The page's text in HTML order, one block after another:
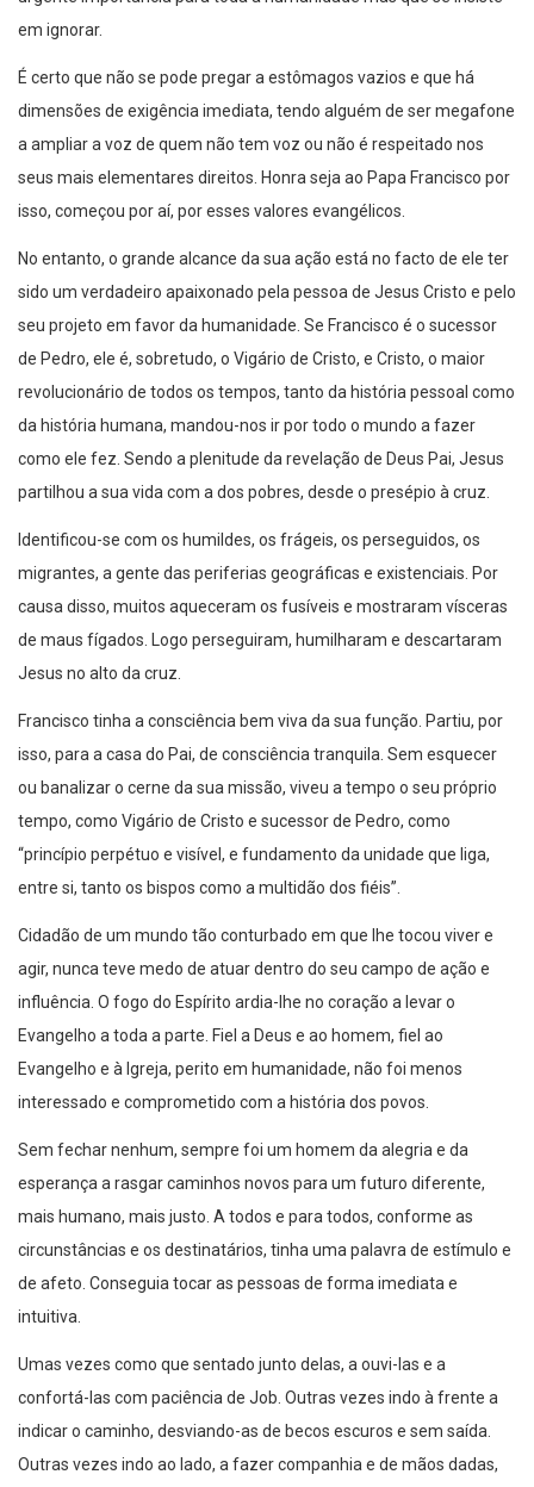
em ignorar.
É certo que não se pode pregar a estômagos vazios e que há
dimensões de exigência imediata, tendo alguém de ser megafone
a ampliar a voz de quem não tem voz ou não é respeitado nos
seus mais elementares direitos. Honra seja ao Papa Francisco por
isso, começou por aí, por esses valores evangélicos.
No entanto, o grande alcance da sua ação está no facto de ele ter
sido um verdadeiro apaixonado pela pessoa de Jesus Cristo e pelo
seu projeto em favor da humanidade. Se Francisco é o sucessor
de Pedro, ele é, sobretudo, o Vigário de Cristo, e Cristo, o maior
revolucionário de todos os tempos, tanto da história pessoal como
da história humana, mandou-nos ir por todo o mundo a fazer
como ele fez. Sendo a plenitude da revelação de Deus Pai, Jesus
partilhou a sua vida com a dos pobres, desde o presépio à cruz.
Identificou-se com os humildes, os frágeis, os perseguidos, os
migrantes, a gente das periferias geográficas e existenciais. Por
causa disso, muitos aqueceram os fusíveis e mostraram vísceras
de maus fígados. Logo perseguiram, humilharam e descartaram
Jesus no alto da cruz.
Francisco tinha a consciência bem viva da sua função. Partiu, por
isso, para a casa do Pai, de consciência tranquila. Sem esquecer
ou banalizar o cerne da sua missão, viveu a tempo o seu próprio
tempo, como Vigário de Cristo e sucessor de Pedro, como
“princípio perpétuo e visível, e fundamento da unidade que liga,
entre si, tanto os bispos como a multidão dos fiéis”.
Cidadão de um mundo tão conturbado em que lhe tocou viver e
agir, nunca teve medo de atuar dentro do seu campo de ação e
influência. O fogo do Espírito ardia-lhe no coração a levar o
Evangelho a toda a parte. Fiel a Deus e ao homem, fiel ao
Evangelho e à Igreja, perito em humanidade, não foi menos
interessado e comprometido com a história dos povos.
Sem fechar nenhum, sempre foi um homem da alegria e da
esperança a rasgar caminhos novos para um futuro diferente,
mais humano, mais justo. A todos e para todos, conforme as
circunstâncias e os destinatários, tinha uma palavra de estímulo e
de afeto. Conseguia tocar as pessoas de forma imediata e
intuitiva.
Umas vezes como que sentado junto delas, a ouvi-las e a
confortá-las com paciência de Job. Outras vezes indo à frente a
indicar o caminho, desviando-as de becos escuros e sem saída.
Outras vezes indo ao lado, a fazer companhia e de mãos dadas,